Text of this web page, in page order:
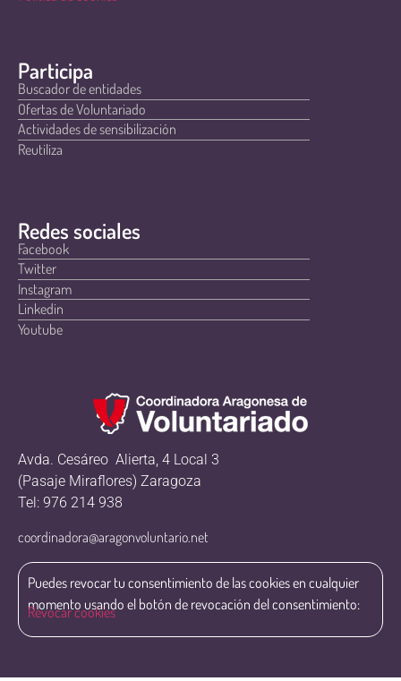
Participa
Buscador de entidades
Ofertas de Voluntariado
Actividades de sensibilización
Reutiliza
Redes sociales
Facebook
Twitter
Instagram
Linkedin
Youtube
Avda. Cesáreo Alierta, 4 Local 3
(Pasaje Miraflores) Zaragoza
Tel: 976 214 938
coordinadora@aragonvoluntario.net
Puedes revocar tu consentimiento de las cookies en cualquier
momento usando el botón de revocación del consentimiento:
Revocar cookies